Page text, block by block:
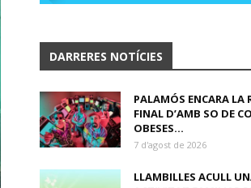
DARRERES NOTÍCIES
PALAMÓS ENCARA LA
FINAL D’AMB SO DE
OBESES...
7 d'agost de 2026
LLAMBILLES ACULL